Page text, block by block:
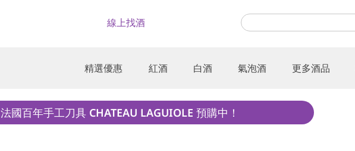
線上找酒
精選優惠 紅酒 白酒 氣泡酒 更多酒品
法國百年手工刀具 CHATEAU LAGUIOLE 預購中！